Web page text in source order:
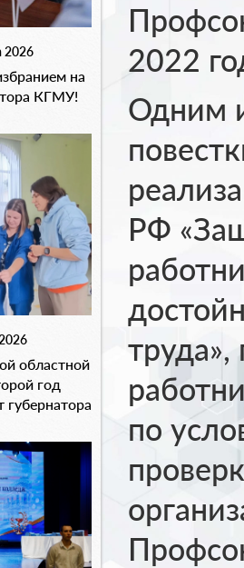
2026
на
КГМУ!
областной
год
губернатора
2022
Одним
РФ
по